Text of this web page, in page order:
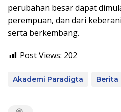
perubahan besar dapat
perempuan, dan dari
serta berkembang.
Post Views: 202
Akademi Paradigta Berita